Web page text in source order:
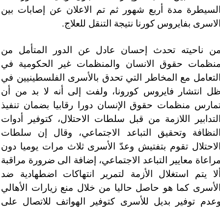
مدة أربع شهور ثم تم الاعلان عن إصابات بين
بفايروس كورنا نتيجة التنقل للعلاج.
ناحيته تحدث إحسان عادل عن الدور المتأمل من
حقوق الانسان والمنظمات غير الحكومية في
مع المخاطر التي تحدق بالأسرى الفلسطينيين في
انتشار فايروس كورونا، ولفت إلى أنه لا بد من أن
منظمات حقوق الإنسان دورا رقابيا بضمان تنفيذ
اللازمة من قبل سلطات الاحتلال، كتوفير أدوات
وتحقيق التباعد الاجتماعي، وقال إن سلطات
تقوم بتفتيش وعدّ الأسرى ثلاث مرات يوميا دون
معايير التباعد الاجتماعي، إضافة الى ضرورة مراقبة
يتم استغلال الأزمة لتمرير انتهاكات اضطهادية ضد
كما هو حاصل حاليا من خلال منع زيارات الأهالي
توفير بديل للأسرى كتوفير الهواتف للاتصال على